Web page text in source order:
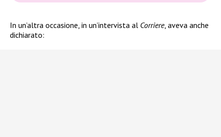
In un’altra occasione, in un’intervista al Corriere, aveva anche
dichiarato: